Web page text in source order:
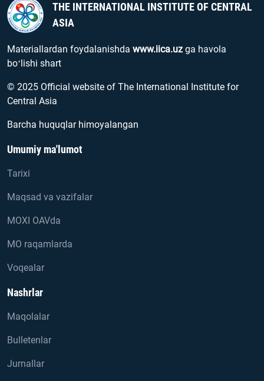
THE INTERNATIONAL INSTITUTE OF CENTRAL
ASIA
Materiallardan foydalanishda www.iica.uz ga havola
boʻlishi shart
© 2025 Official website of The International Institute for
Central Asia
Barcha huquqlar himoyalangan
Umumiy ma'lumot
Tarixi
Maqsad va vazifalar
MOXI OAVda
MO raqamlarda
Voqealar
Nashrlar
Maqolalar
Bulletenlar
Jurnallar